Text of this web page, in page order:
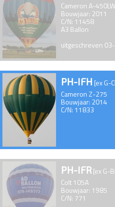
Cameron A-450LW
Bouwjaar: 2011
C/N: 11458
A3 Ballon
uitgeschreven
PH-IFH [ex G-
Cameron Z-275
Bouwjaar: 2014
C/N: 11833
PH-IFR[ex G-
Colt 105A
Bouwjaar: 1985
C/N: 771